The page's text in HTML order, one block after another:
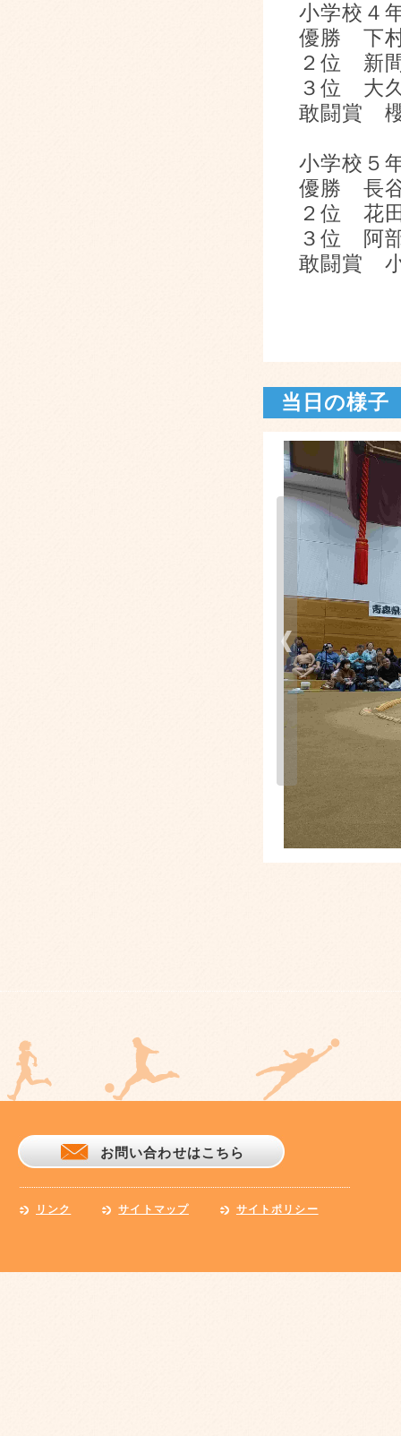
小学校４
優勝 下
２位 新
３位 大
敢闘賞
小学校５
優勝 長
２位 花
３位 阿
敢闘賞
当日の様子
お問い合わせはこちら
リンク サイトマップ サイトポリシー